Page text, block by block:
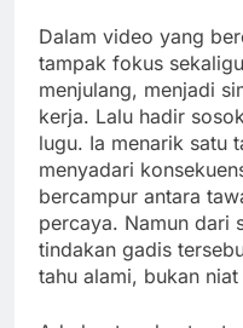
Dalam video yang
tampak fokus
menjulang, menjadi
kerja. Lalu hadir
lugu. Ia menarik satu
menyadari
bercampur antara
percaya. Namun dari
tindakan gadis
tahu alami, bukan